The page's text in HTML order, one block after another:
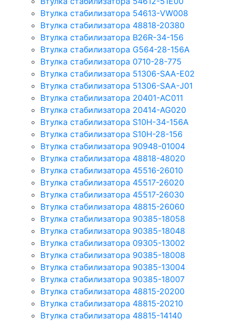
Втулка стабилизатора 54613-VW008
Втулка стабилизатора 48818-20380
Втулка стабилизатора B26R-34-156
Втулка стабилизатора G564-28-156A
Втулка стабилизатора 0710-28-775
Втулка стабилизатора 51306-SAA-E02
Втулка стабилизатора 51306-SAA-J01
Втулка стабилизатора 20401-AC011
Втулка стабилизатора 20414-AG020
Втулка стабилизатора S10H-34-156A
Втулка стабилизатора S10H-28-156
Втулка стабилизатора 90948-01004
Втулка стабилизатора 48818-48020
Втулка стабилизатора 45516-26010
Втулка стабилизатора 45517-26020
Втулка стабилизатора 45517-26030
Втулка стабилизатора 48815-26060
Втулка стабилизатора 90385-18058
Втулка стабилизатора 90385-18048
Втулка стабилизатора 09305-13002
Втулка стабилизатора 90385-18008
Втулка стабилизатора 90385-13004
Втулка стабилизатора 90385-18007
Втулка стабилизатора 48815-20200
Втулка стабилизатора 48815-20210
Втулка стабилизатора 48815-14140